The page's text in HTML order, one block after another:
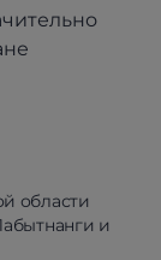
области
и